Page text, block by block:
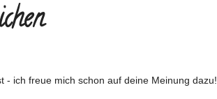
- ich freue mich schon auf deine Meinung dazu!